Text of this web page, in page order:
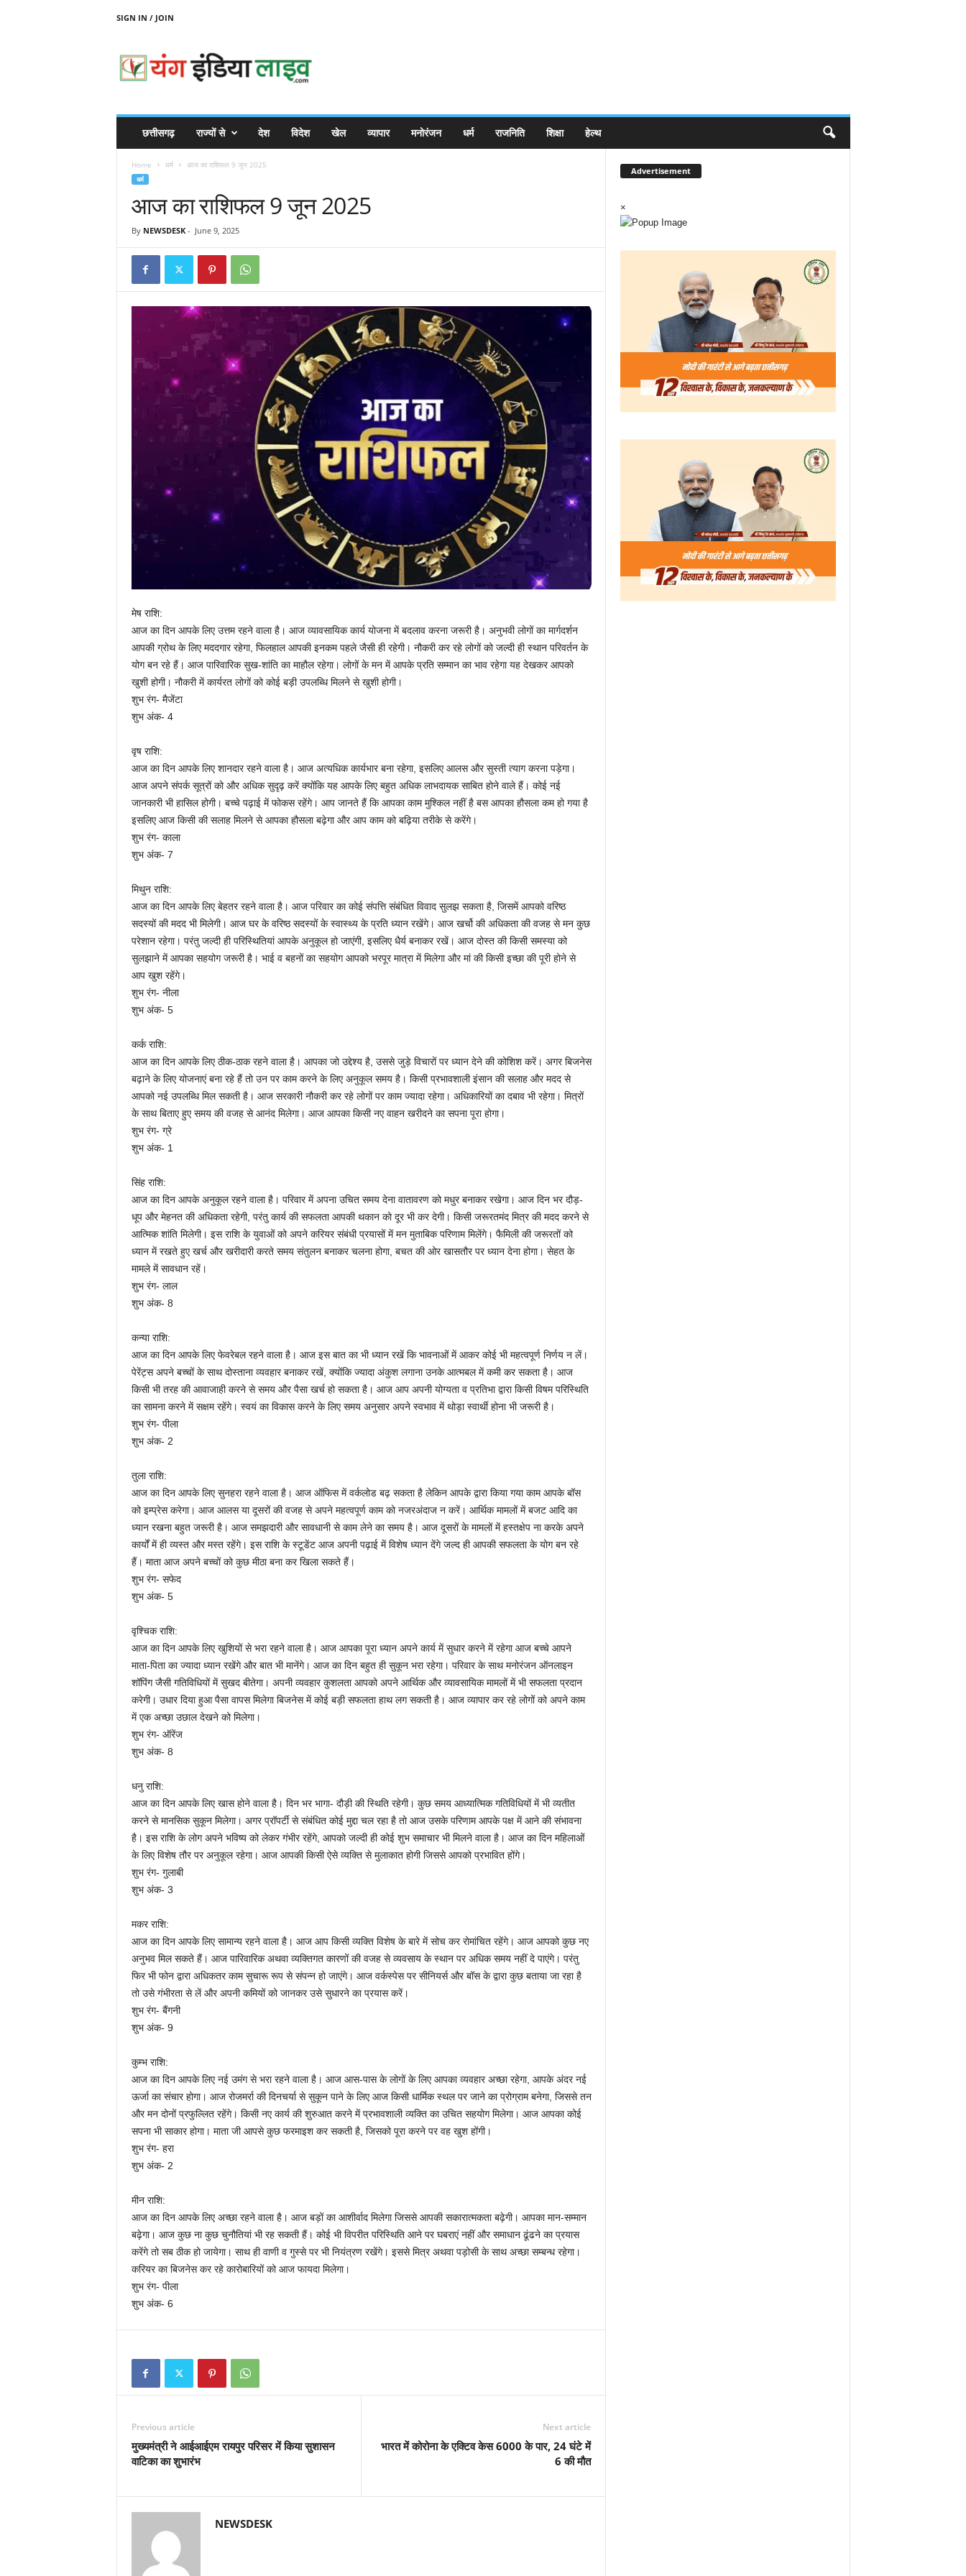
SIGN IN / JOIN
N
छत्तीसगढ़ राज्यों से देश विदेश खेल व्यापार मनोरंजन धर्म राजनिति शिक्षा हेल्थ
Home धर्म आज का राशिफल 9 जून 2025
धर्म
आज का राशिफल 9 जून 2025
By NEWSDESK- June 9, 2025
मेष राशि:
आज का दिन आपके लिए उत्तम रहने वाला है। आज व्यावसायिक कार्य योजना में बदलाव करना जरूरी है। अनुभवी लोगों का मार्गदर्शन
आपकी ग्रोथ के लिए मददगार रहेगा, फिलहाल आपकी इनकम पहले जैसी ही रहेगी। नौकरी कर रहे लोगों को जल्दी ही स्थान परिवर्तन के
योग बन रहे हैं। आज पारिवारिक सुख-शांति का माहौल रहेगा। लोगों के मन में आपके प्रति सम्मान का भाव रहेगा यह देखकर आपको
खुशी होगी। नौकरी में कार्यरत लोगों को कोई बड़ी उपलब्धि मिलने से खुशी होगी।
शुभ रंग- मैजेंटा
शुभ अंक- 4
वृष राशि:
आज का दिन आपके लिए शानदार रहने वाला है। आज अत्यधिक कार्यभार बना रहेगा, इसलिए आलस और सुस्ती त्याग करना पड़ेगा।
आज अपने संपर्क सूत्रों को और अधिक सुदृढ़ करें क्योंकि यह आपके लिए बहुत अधिक लाभदायक साबित होने वाले हैं। कोई नई
जानकारी भी हासिल होगी। बच्चे पढ़ाई में फोकस रहेंगे। आप जानते हैं कि आपका काम मुश्किल नहीं है बस आपका हौसला कम हो गया है
इसलिए आज किसी की सलाह मिलने से आपका हौसला बढ़ेगा और आप काम को बढ़िया तरीके से करेंगे।
शुभ रंग- काला
शुभ अंक- 7
मिथुन राशि:
आज का दिन आपके लिए बेहतर रहने वाला है। आज परिवार का कोई संपत्ति संबंधित विवाद सुलझ सकता है, जिसमें आपको वरिष्ठ
सदस्यों की मदद भी मिलेगी। आज घर के वरिष्ठ सदस्यों के स्वास्थ्य के प्रति ध्यान रखेंगे। आज खर्चो की अधिकता की वजह से मन कुछ
परेशान रहेगा। परंतु जल्दी ही परिस्थितियां आपके अनुकूल हो जाएंगी, इसलिए धैर्य बनाकर रखें। आज दोस्त की किसी समस्या को
सुलझाने में आपका सहयोग जरूरी है। भाई व बहनों का सहयोग आपको भरपूर मात्रा में मिलेगा और मां की किसी इच्छा की पूरी होने से
आप खुश रहेंगे।
शुभ रंग- नीला
शुभ अंक- 5
कर्क राशि:
आज का दिन आपके लिए ठीक-ठाक रहने वाला है। आपका जो उद्देश्य है, उससे जुड़े विचारों पर ध्यान देने की कोशिश करें। अगर बिजनेस
बढ़ाने के लिए योजनाएं बना रहे हैं तो उन पर काम करने के लिए अनुकूल समय है। किसी प्रभावशाली इंसान की सलाह और मदद से
आपको नई उपलब्धि मिल सकती है। आज सरकारी नौकरी कर रहे लोगों पर काम ज्यादा रहेगा। अधिकारियों का दबाव भी रहेगा। मित्रों
के साथ बिताए हुए समय की वजह से आनंद मिलेगा। आज आपका किसी नए वाहन खरीदने का सपना पूरा होगा।
शुभ रंग- ग्रे
शुभ अंक- 1
सिंह राशि:
आज का दिन आपके अनुकूल रहने वाला है। परिवार में अपना उचित समय देना वातावरण को मधुर बनाकर रखेगा। आज दिन भर दौड़-
धूप और मेहनत की अधिकता रहेगी, परंतु कार्य की सफलता आपकी थकान को दूर भी कर देगी। किसी जरूरतमंद मित्र की मदद करने से
आत्मिक शांति मिलेगी। इस राशि के युवाओं को अपने करियर संबंधी प्रयासों में मन मुताबिक परिणाम मिलेंगे। फैमिली की जरूरतों को
ध्यान में रखते हुए खर्च और खरीदारी करते समय संतुलन बनाकर चलना होगा, बचत की ओर खासतौर पर ध्यान देना होगा। सेहत के
मामले में सावधान रहें।
शुभ रंग- लाल
शुभ अंक- 8
कन्या राशि:
आज का दिन आपके लिए फेवरेबल रहने वाला है। आज इस बात का भी ध्यान रखें कि भावनाओं में आकर कोई भी महत्वपूर्ण निर्णय न लें।
पेरेंट्स अपने बच्चों के साथ दोस्ताना व्यवहार बनाकर रखें, क्योंकि ज्यादा अंकुश लगाना उनके आत्मबल में कमी कर सकता है। आज
किसी भी तरह की आवाजाही करने से समय और पैसा खर्च हो सकता है। आज आप अपनी योग्यता व प्रतिभा द्वारा किसी विषम परिस्थिति
का सामना करने में सक्षम रहेंगे। स्वयं का विकास करने के लिए समय अनुसार अपने स्वभाव में थोड़ा स्वार्थी होना भी जरूरी है।
शुभ रंग- पीला
शुभ अंक- 2
तुला राशि:
आज का दिन आपके लिए सुनहरा रहने वाला है। आज ऑफिस में वर्कलोड बढ़ सकता है लेकिन आपके द्वारा किया गया काम आपके बॉस
को इम्प्रेस करेगा। आज आलस या दूसरों की वजह से अपने महत्वपूर्ण काम को नजरअंदाज न करें। आर्थिक मामलों में बजट आदि का
ध्यान रखना बहुत जरूरी है। आज समझदारी और सावधानी से काम लेने का समय है। आज दूसरों के मामलों में हस्तक्षेप ना करके अपने
कार्यों में ही व्यस्त और मस्त रहेंगे। इस राशि के स्टूडेंट आज अपनी पढ़ाई में विशेष ध्यान देंगे जल्द ही आपकी सफलता के योग बन रहे
हैं। माता आज अपने बच्चों को कुछ मीठा बना कर खिला सकते हैं।
शुभ रंग- सफेद
शुभ अंक- 5
वृश्चिक राशि:
आज का दिन आपके लिए खुशियों से भरा रहने वाला है। आज आपका पूरा ध्यान अपने कार्य में सुधार करने में रहेगा आज बच्चे आपने
माता-पिता का ज्यादा ध्यान रखेंगे और बात भी मानेंगे। आज का दिन बहुत ही सुकून भरा रहेगा। परिवार के साथ मनोरंजन ऑनलाइन
शॉपिंग जैसी गतिविधियों में सुखद बीतेगा। अपनी व्यवहार कुशलता आपको अपने आर्थिक और व्यावसायिक मामलों में भी सफलता प्रदान
करेगी। उधार दिया हुआ पैसा वापस मिलेगा बिजनेस में कोई बड़ी सफलता हाथ लग सकती है। आज व्यापार कर रहे लोगों को अपने काम
में एक अच्छा उछाल देखने को मिलेगा।
शुभ रंग- ऑरेंज
शुभ अंक- 8
धनु राशि:
आज का दिन आपके लिए खास होने वाला है। दिन भर भागा- दौड़ी की स्थिति रहेगी। कुछ समय आध्यात्मिक गतिविधियों में भी व्यतीत
करने से मानसिक सुकून मिलेगा। अगर प्रॉपर्टी से संबंधित कोई मुद्दा चल रहा है तो आज उसके परिणाम आपके पक्ष में आने की संभावना
है। इस राशि के लोग अपने भविष्य को लेकर गंभीर रहेंगे, आपको जल्दी ही कोई शुभ समाचार भी मिलने वाला है। आज का दिन महिलाओं
के लिए विशेष तौर पर अनुकूल रहेगा। आज आपकी किसी ऐसे व्यक्ति से मुलाकात होगी जिससे आपको प्रभावित होंगे।
शुभ रंग- गुलाबी
शुभ अंक- 3
मकर राशि:
आज का दिन आपके लिए सामान्य रहने वाला है। आज आप किसी व्यक्ति विशेष के बारे में सोच कर रोमांचित रहेंगे। आज आपको कुछ नए
अनुभव मिल सकते हैं। आज पारिवारिक अथवा व्यक्तिगत कारणों की वजह से व्यवसाय के स्थान पर अधिक समय नहीं दे पाएंगे। परंतु
फिर भी फोन द्वारा अधिकतर काम सुचारू रूप से संपन्न हो जाएंगे। आज वर्कस्पेस पर सीनियर्स और बॉस के द्वारा कुछ बताया जा रहा है
तो उसे गंभीरता से लें और अपनी कमियों को जानकर उसे सुधारने का प्रयास करें।
शुभ रंग- बैंगनी
शुभ अंक- 9
कुम्भ राशि:
आज का दिन आपके लिए नई उमंग से भरा रहने वाला है। आज आस-पास के लोगों के लिए आपका व्यवहार अच्छा रहेगा, आपके अंदर नई
ऊर्जा का संचार होगा। आज रोजमर्रा की दिनचर्या से सुकून पाने के लिए आज किसी धार्मिक स्थल पर जाने का प्रोग्राम बनेगा, जिससे तन
और मन दोनों प्रफुल्लित रहेंगे। किसी नए कार्य की शुरुआत करने में प्रभावशाली व्यक्ति का उचित सहयोग मिलेगा। आज आपका कोई
सपना भी साकार होगा। माता जी आपसे कुछ फरमाइश कर सकती है, जिसको पूरा करने पर वह खुश होंगी।
शुभ रंग- हरा
शुभ अंक- 2
मीन राशि:
आज का दिन आपके लिए अच्छा रहने वाला है। आज बड़ों का आशीर्वाद मिलेगा जिससे आपकी सकारात्मकता बढ़ेगी। आपका मान-सम्मान
बढ़ेगा। आज कुछ ना कुछ चुनौतियां भी रह सकती हैं। कोई भी विपरीत परिस्थिति आने पर घबराएं नहीं और समाधान ढूंढने का प्रयास
करेंगे तो सब ठीक हो जायेगा। साथ ही वाणी व गुस्से पर भी नियंत्रण रखेंगे। इससे मित्र अथवा पड़ोसी के साथ अच्छा सम्बन्ध रहेगा।
करियर का बिजनेस कर रहे कारोबारियों को आज फायदा मिलेगा।
शुभ रंग- पीला
शुभ अंक- 6
Previous article
मुख्यमंत्री ने आईआईएम रायपुर परिसर में किया सुशासन
वाटिका का शुभारंभ
Next article
भारत में कोरोना के एक्टिव केस 6000 के पार, 24 घंटे में
6 की मौत
NEWSDESK
Advertisement
×